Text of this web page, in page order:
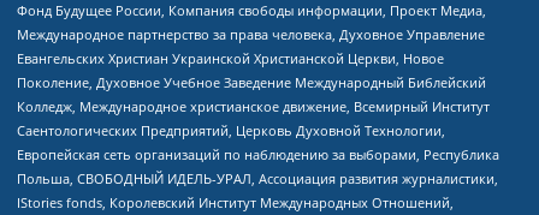
Фонд Будущее России, Компания свободы информации, Проект Медиа,
Международное партнерство за права человека, Духовное Управление
Евангельских Христиан Украинской Христианской Церкви, Новое
Поколение, Духовное Учебное Заведение Международный Библейский
Колледж, Международное христианское движение, Всемирный Институт
Саентологических Предприятий, Церковь Духовной Технологии,
Европейская сеть организаций по наблюдению за выборами, Республика
Польша, СВОБОДНЫЙ ИДЕЛЬ-УРАЛ, Ассоциация развития журналистики,
IStories fonds, Королевский Институт Международных Отношений,